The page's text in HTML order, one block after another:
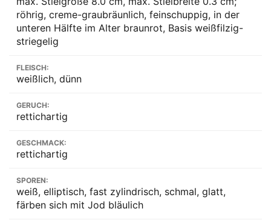
röhrig, creme-graubräunlich, feinschuppig, in der
unteren Hälfte im Alter braunrot, Basis weißfilzig-
striegelig
FLEISCH:
weißlich, dünn
GERUCH:
rettichartig
GESCHMACK:
rettichartig
SPOREN:
weiß, elliptisch, fast zylindrisch, schmal, glatt,
färben sich mit Jod bläulich